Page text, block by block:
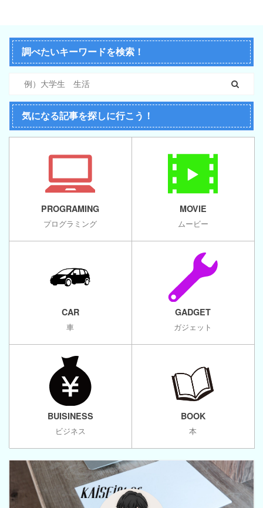
調べたいキーワードを検索！
気になる記事を探しに行こう！
PROGRAMING
プログラミング
MOVIE
ムービー
CAR
車
GADGET
ガジェット
BUISINESS
ビジネス
BOOK
本